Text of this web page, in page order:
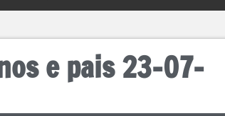
e pais 23-07-